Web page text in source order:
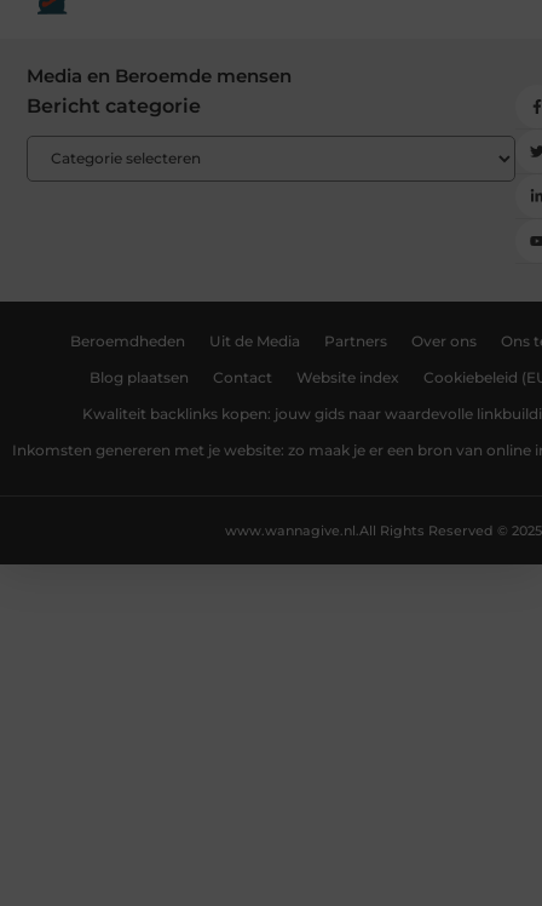
Media en Beroemde mensen
Bericht categorie
Beroemdheden Uit de Media Partners Over ons Ons
Blog plaatsen Contact Website index Cookiebeleid
Kwaliteit backlinks kopen: jouw gids naar waardevolle
Inkomsten genereren met je website: zo maak je er een bron van online
All Rights Reserved © 2025
www.wannagive.nl.